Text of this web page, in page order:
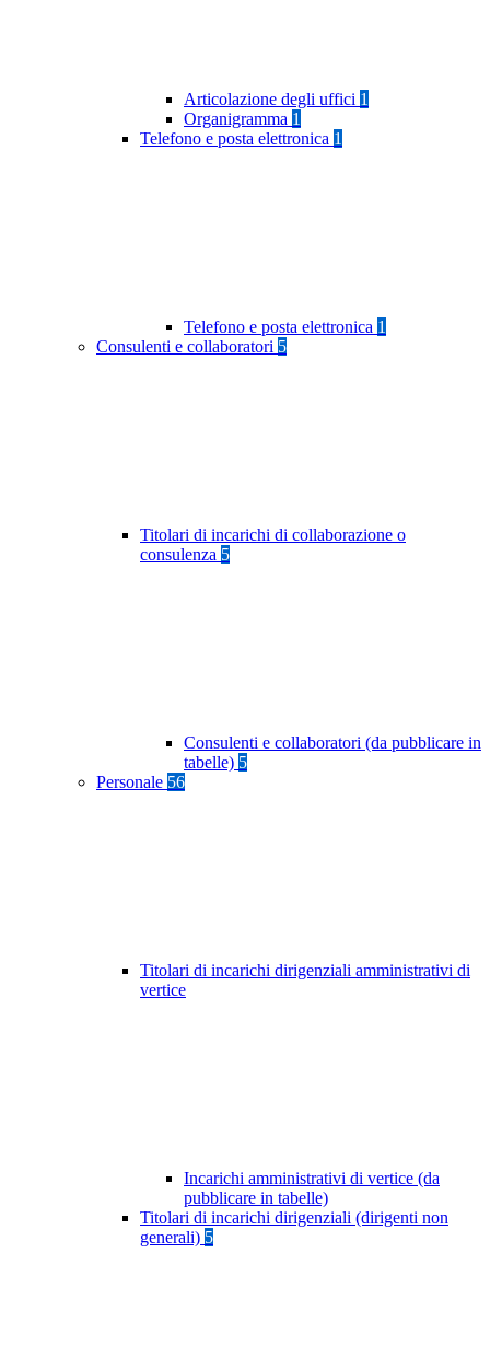
Articolazione degli uffici 1
Organigramma 1
Telefono e posta elettronica 1
Telefono e posta elettronica 1
Consulenti e collaboratori 5
Titolari di incarichi di collaborazione o
consulenza 5
Consulenti e collaboratori (da pubblicare in
tabelle) 5
Personale 56
Titolari di incarichi dirigenziali amministrativi di
vertice
Incarichi amministrativi di vertice (da
pubblicare in tabelle)
Titolari di incarichi dirigenziali (dirigenti non
generali) 5